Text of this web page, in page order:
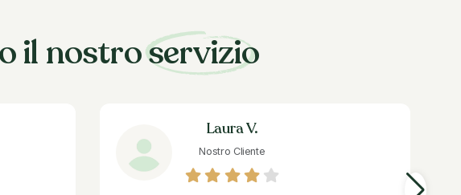
il nostroservizio
Laura V.
Nostro Cliente